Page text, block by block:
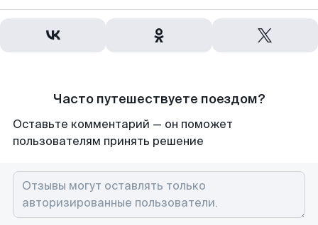
Часто путешествуете поездом?
Оставьте комментарий — он поможет
пользователям принять решение